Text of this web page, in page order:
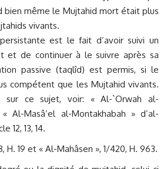
bien même le Mujtahid mort était plus
vivants.
est le fait d’avoir suivi un
et de continuer à le suivre après sa
passive (taqlîd) est permis, si le
compétent que les Mujtahid vivants.
sur ce sujet, voir: « Al-`Orwah al-
Al-Masâ’el al-Montakhabah » d’al-
12, 13, 14.
H. 19 et « Al-Mahâsen », 1/420, H. 963.